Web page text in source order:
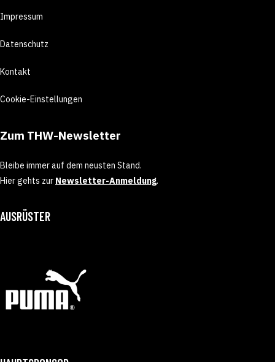
Impressum
Datenschutz
Kontakt
Cookie-Einstellungen
Zum THW-Newsletter
Bleibe immer auf dem neusten Stand.
Hier gehts zur Newsletter-Anmeldung.
AUSRÜSTER